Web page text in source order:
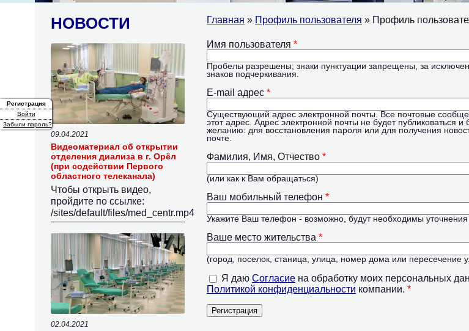
Главная » Профиль пользователя » Профиль
Главные вкладки
Регистрация(активная вкладка)
Войти
Забыли пароль?
Имя пользователя *
Пробелы разрешены; знаки пунктуации запрещены, за
знаков подчеркивания.
E-mail адрес *
Существующий адрес электронной почты. Все почтовые
этот адрес. Адрес электронной почты не будет публиковаться
желанию: для восстановления пароля или для получения
почте.
mail
Фамилия, Имя, Отчество *
(или как к Вам обращаться)
Ваш мобильный телефон *
Укажите Ваш телефон - возможно, будут необходимы
Ваше место жительства *
(город, поселок, станица, улица, номер дома или пересечение
Я даю Согласие на обработку моих персональных
Политикой конфиденциальности компании. *
НОВОСТИ
09.04.2021
Видеоматериал об открытии
отделения диализа в г. Орёл
(при содействии Первого
областного телеканала)
Чтобы открыть видео,
пройдите по ссылке:
/sites/default/files/med_centr.mp4
02.04.2021